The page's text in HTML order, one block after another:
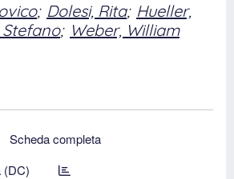
; Dolesi, Rita; Hueller,
Stefano; Weber, William
Scheda completa
(DC)